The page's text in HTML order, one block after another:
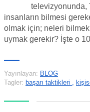
televizyonunda,
insanların bilmesi
olmak için; neleri
uymak gerekir? İşte o
Yayınlayan: BLOG
Tagler: başarı taktikleri